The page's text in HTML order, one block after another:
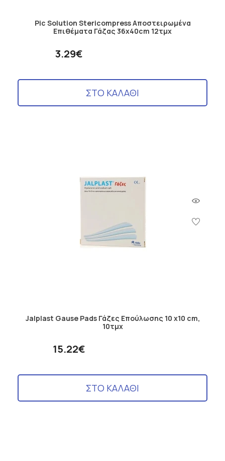
Pic Solution Stericompress Αποστειρωμένα
Επιθέματα Γάζας 36x40cm 12τμχ
3.29€
ΣΤΟ ΚΑΛΑΘΙ
Jalplast Gause Pads Γάζες Επούλωσης 10 x10 cm,
10τμχ
15.22€
ΣΤΟ ΚΑΛΑΘΙ